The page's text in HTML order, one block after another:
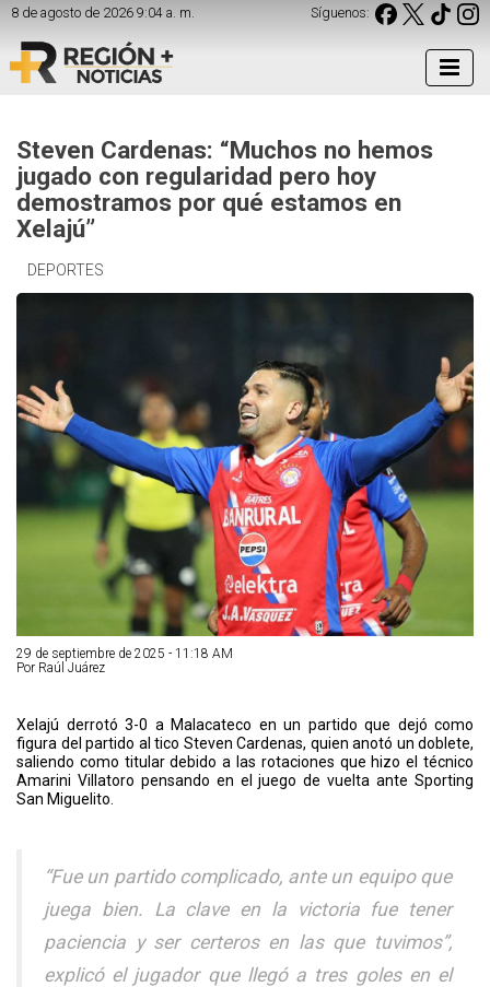
8 de agosto de 2026 9:04 a. m. Síguenos:
Steven Cardenas: “Muchos no hemos
jugado con regularidad pero hoy
demostramos por qué estamos en
Xelajú”
DEPORTES
29 de septiembre de 2025 - 11:18 AM
Por Raúl Juárez
Xelajú derrotó 3-0 a Malacateco en un partido que dejó como
figura del partido al tico Steven Cardenas, quien anotó un doblete,
saliendo como titular debido a las rotaciones que hizo el técnico
Amarini Villatoro pensando en el juego de vuelta ante Sporting
San Miguelito.
“Fue un partido complicado, ante un equipo que
juega bien. La clave en la victoria fue tener
paciencia y ser certeros en las que tuvimos”,
explicó el jugador que llegó a tres goles en el